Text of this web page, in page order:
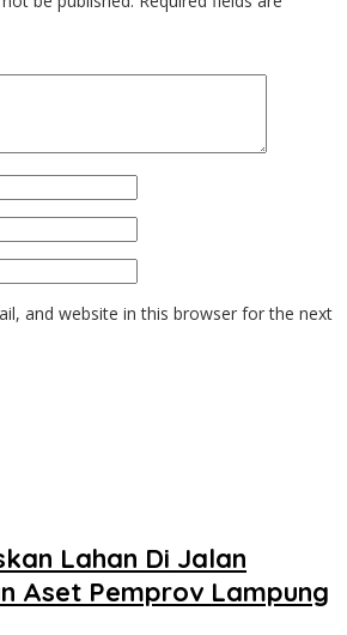
and website in this browser for the next
Lahan Di Jalan
Aset Pemprov Lampung